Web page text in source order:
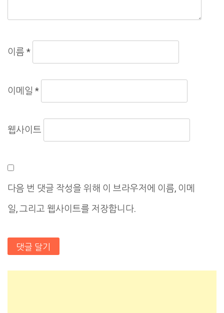
이름 *
이메일 *
웹사이트
다음 번 댓글 작성을 위해 이 브라우저에 이름, 이메
일, 그리고 웹사이트를 저장합니다.